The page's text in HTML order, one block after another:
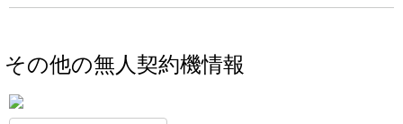
その他の無人契約機情報